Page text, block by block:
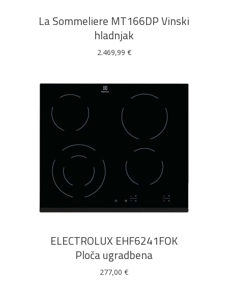
La Sommeliere MT166DP Vinski
hladnjak
2.469,99 €
DODAJ U KOŠARICU
ELECTROLUX EHF6241FOK
Ploča ugradbena
277,00 €